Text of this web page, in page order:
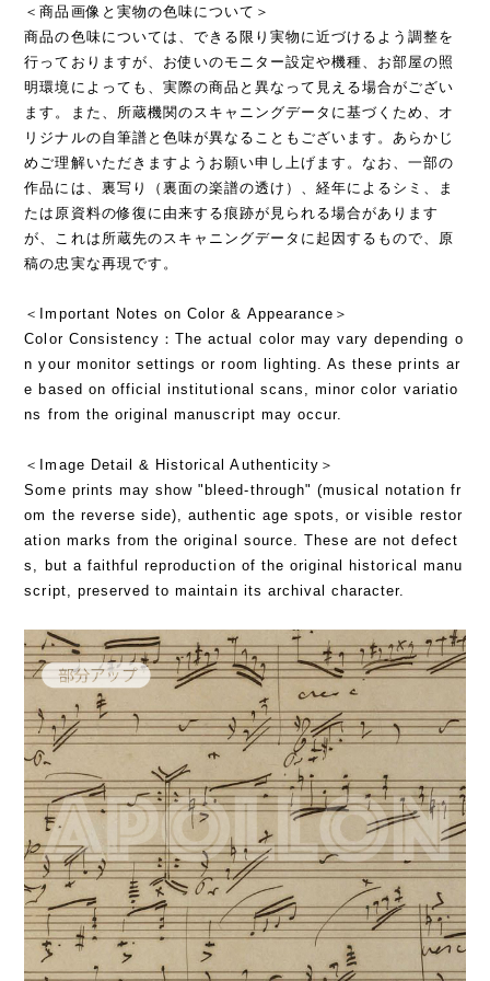
＜商品画像と実物の色味について＞
商品の色味については、できる限り実物に近づけるよう調整を
行っておりますが、お使いのモニター設定や機種、お部屋の照
明環境によっても、実際の商品と異なって見える場合がござい
ます。また、所蔵機関のスキャニングデータに基づくため、オ
リジナルの自筆譜と色味が異なることもございます。あらかじ
めご理解いただきますようお願い申し上げます。なお、一部の
作品には、裏写り（裏面の楽譜の透け）、経年によるシミ、ま
たは原資料の修復に由来する痕跡が見られる場合があります
が、これは所蔵先のスキャニングデータに起因するもので、原
稿の忠実な再現です。
＜Important Notes on Color & Appearance＞
Color Consistency：The actual color may vary depending o
n your monitor settings or room lighting. As these prints ar
e based on official institutional scans, minor color variatio
ns from the original manuscript may occur.
＜Image Detail & Historical Authenticity＞
Some prints may show "bleed-through" (musical notation fr
om the reverse side), authentic age spots, or visible restor
ation marks from the original source. These are not defect
s, but a faithful reproduction of the original historical manu
script, preserved to maintain its archival character.